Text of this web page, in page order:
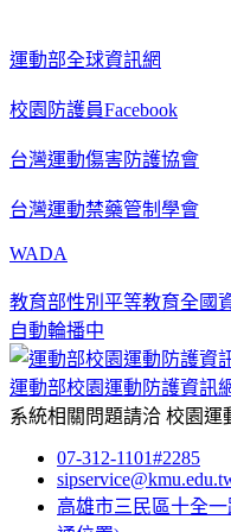
運動部全球資訊網
校園防護員Facebook
台灣運動傷害防護協會
台灣運動禁藥管制學會
WADA
教育部性別平等教育全國
自動輪播中
運動部校園運動防護資訊
系統相關問題請洽 校園運
07-312-1101#2285
高雄市三民區十全